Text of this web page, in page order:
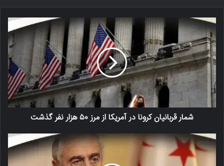
شمار قربانیان کرونا در آمریکا از مرز ۵۰ هزار نفر گذشت